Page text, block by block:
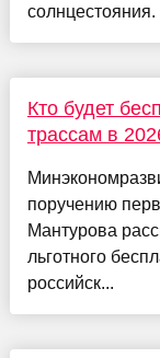
солнцестояния.
Кто будет
трассам в
поручению
Мантурова
льготного
российск...